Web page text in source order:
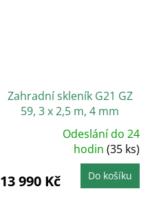
Zahradní skleník G21 GZ
59, 3 x 2,5 m, 4 mm
4,8
z
5
Odeslání do 24
hodin(35 ks)
13 990 Kč Do košíku